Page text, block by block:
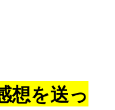
想を送っ